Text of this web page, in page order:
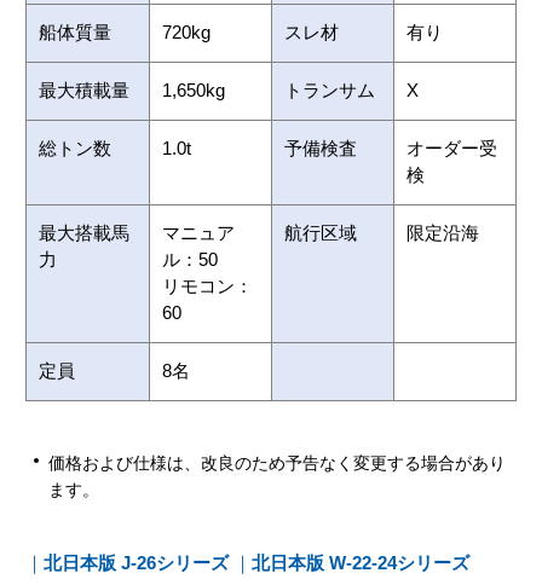
船体質量 720kg スレ材 有り
最大積載量 1,650kg トランサム X
総トン数 1.0t 予備検査
オーダー受
検
最大搭載馬
力
マニュア
ル：50
リモコン：
60
航行区域 限定沿海
定員 8名
価格および仕様は、改良のため予告なく変更する場合があり
ます。
北日本版 J-26シリーズ
北日本版 W-22-24シリーズ